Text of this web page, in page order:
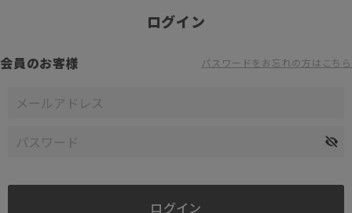
ログイン
会員のお客様 パスワードをお忘れの方はこちら